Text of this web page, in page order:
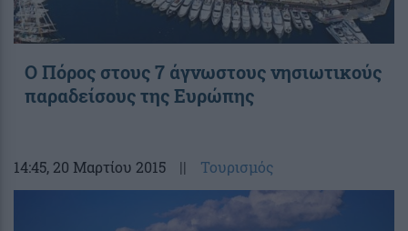
Ο Πόρος στους 7 άγνωστους νησιωτικούς
παραδείσους της Ευρώπης
14:45, 20 Μαρτίου 2015 || Τουρισμός